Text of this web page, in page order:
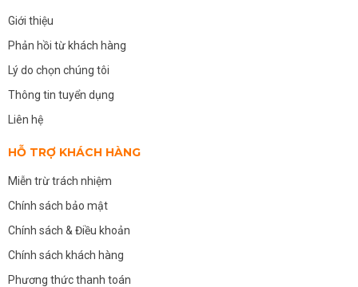
Giới thiệu
Phản hồi từ khách hàng
Lý do chọn chúng tôi
Thông tin tuyển dụng
Liên hệ
HỖ TRỢ KHÁCH HÀNG
Miễn trừ trách nhiệm
Chính sách bảo mật
Chính sách & Điều khoản
Chính sách khách hàng
Phương thức thanh toán